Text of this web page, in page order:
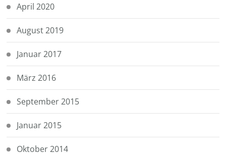
April 2020
August 2019
Januar 2017
März 2016
September 2015
Januar 2015
Oktober 2014